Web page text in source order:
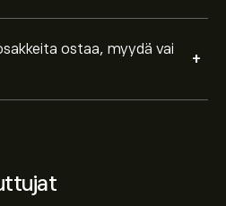
ostaa, myydä vai
+